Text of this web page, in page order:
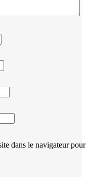
dans le navigateur pour